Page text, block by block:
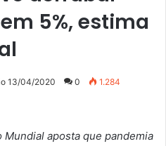
5%, estima
13/04/2020 0 1.284
aposta que pandemia